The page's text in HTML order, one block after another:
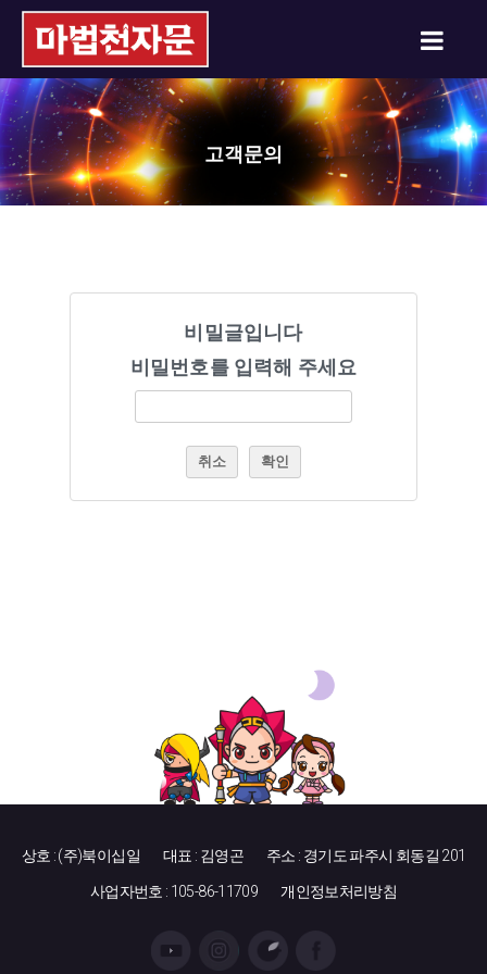
고객문의
비밀글입니다
비밀번호를 입력해 주세요
취소 확인
상호 : (주)북이십일 대표 : 김영곤 주소 : 경기도 파주시 회동길 201
사업자번호 : 105-86-11709 개인정보처리방침